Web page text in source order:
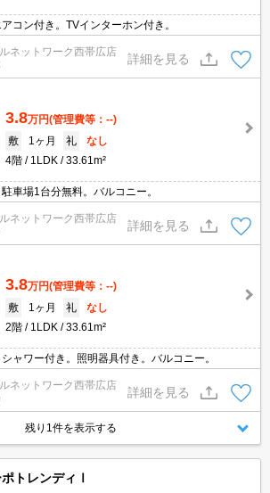
コン付き。TVインターホン付き。
ネットワーク西帯広店
詳細を見る
3.8万円(管理費等：--)
敷
1ヶ月 礼
なし
4階
1LDK 33.61m²
車場1台分無料。バルコニー。
ネットワーク西帯広店
詳細を見る
3.8万円(管理費等：--)
敷
1ヶ月 礼
なし
2階
1LDK 33.61m²
ャワー付き。照明器具付き。バルコニー。
ネットワーク西帯広店
詳細を見る
残り1件を表示する
ポトレンディⅠ